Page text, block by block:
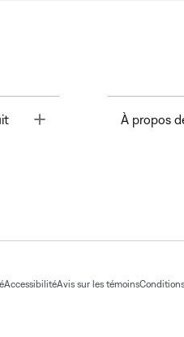
À propos
AccessibilitéAvis sur les témoins